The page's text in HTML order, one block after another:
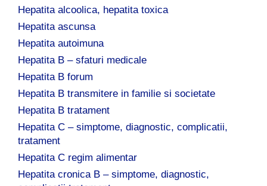
Hepatita alcoolica, hepatita toxica
Hepatita ascunsa
Hepatita autoimuna
Hepatita B – sfaturi medicale
Hepatita B forum
Hepatita B transmitere in familie si societate
Hepatita B tratament
Hepatita C – simptome, diagnostic, complicatii,
tratament
Hepatita C regim alimentar
Hepatita cronica B – simptome, diagnostic,